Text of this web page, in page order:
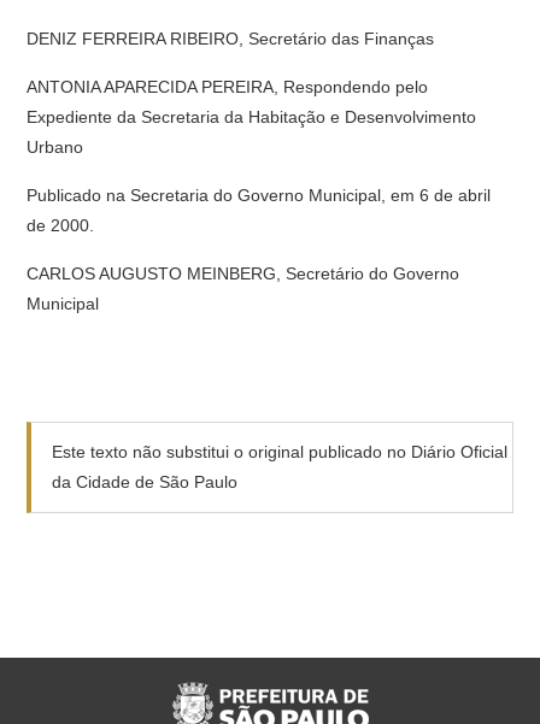
DENIZ FERREIRA RIBEIRO, Secretário das Finanças
ANTONIA APARECIDA PEREIRA, Respondendo pelo
Expediente da Secretaria da Habitação e Desenvolvimento
Urbano
Publicado na Secretaria do Governo Municipal, em 6 de abril
de 2000.
CARLOS AUGUSTO MEINBERG, Secretário do Governo
Municipal
Este texto não substitui o original publicado no Diário Oficial
da Cidade de São Paulo